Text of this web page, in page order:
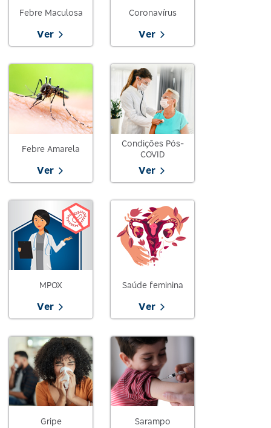
Febre Maculosa
Ver
Coronavírus
Ver
Febre Amarela
Ver
Condições Pós-
COVID
Ver
MPOX
Ver
Saúde feminina
Ver
Gripe Sarampo